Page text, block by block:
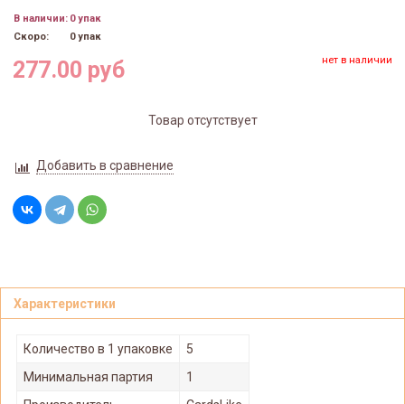
В наличии: 0 упак
Скоро:
0 упак
277.00 руб нет в наличии
Товар отсутствует
Добавить в сравнение
Характеристики
Количество в 1 упаковке
5
Минимальная партия
1